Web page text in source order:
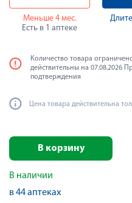
Меньше 4 мес.
Есть в 1 аптеке
Количество товара
действительны на 07.08.2026
подтверждения
Цена товара действительна
В корзину
В наличии
в 44 аптеках